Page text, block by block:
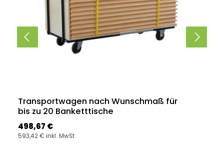
Transportwagen nach Wunschmaß für
bis zu 20 Banketttische
Regulärer Preis:
498,67 €
593,42 € inkl. MwSt.